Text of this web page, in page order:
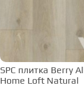
SPC плитка Berry
Home Loft Natural